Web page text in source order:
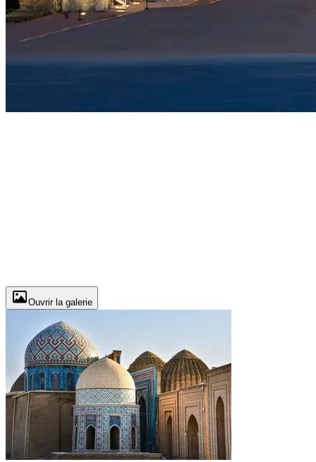
Ouvrir la galerie